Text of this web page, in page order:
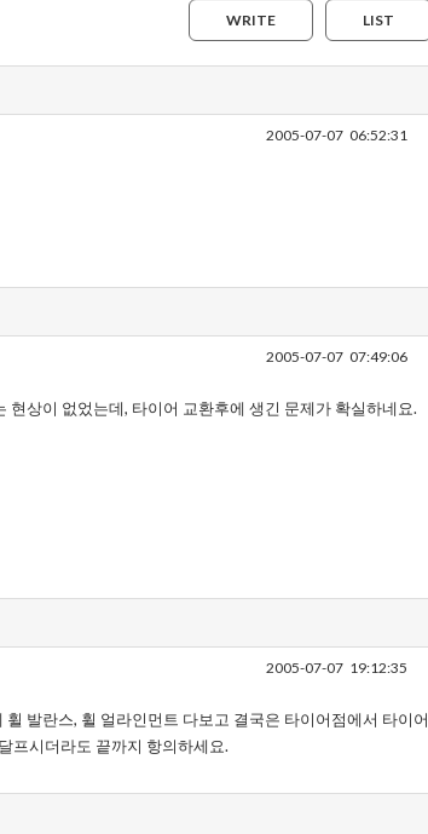
LIST
WRITE
2005-07-07 06:52:31
2005-07-07 07:49:06
상이 없었는데, 타이어 교환후에 생긴 문제가 확실하네요.
2005-07-07 19:12:35
발란스, 휠 얼라인먼트 다보고 결국은 타이어점에서 타이어
프시더라도 끝까지 항의하세요.